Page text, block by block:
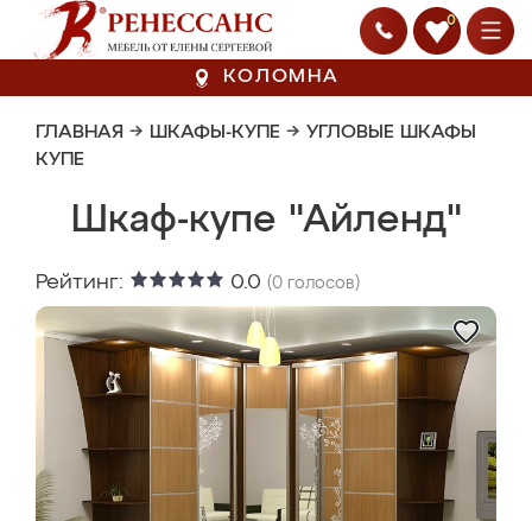
0
КОЛОМНА
ГЛАВНАЯ → ШКАФЫ-КУПЕ → УГЛОВЫЕ ШКАФЫ
КУПЕ
Шкаф-купе "Айленд"
Рейтинг: 0.0 (0 голосов)